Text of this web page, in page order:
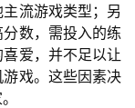
流游戏类型；另
数，需投入的练
爱，并不足以让
戏。这些因素决